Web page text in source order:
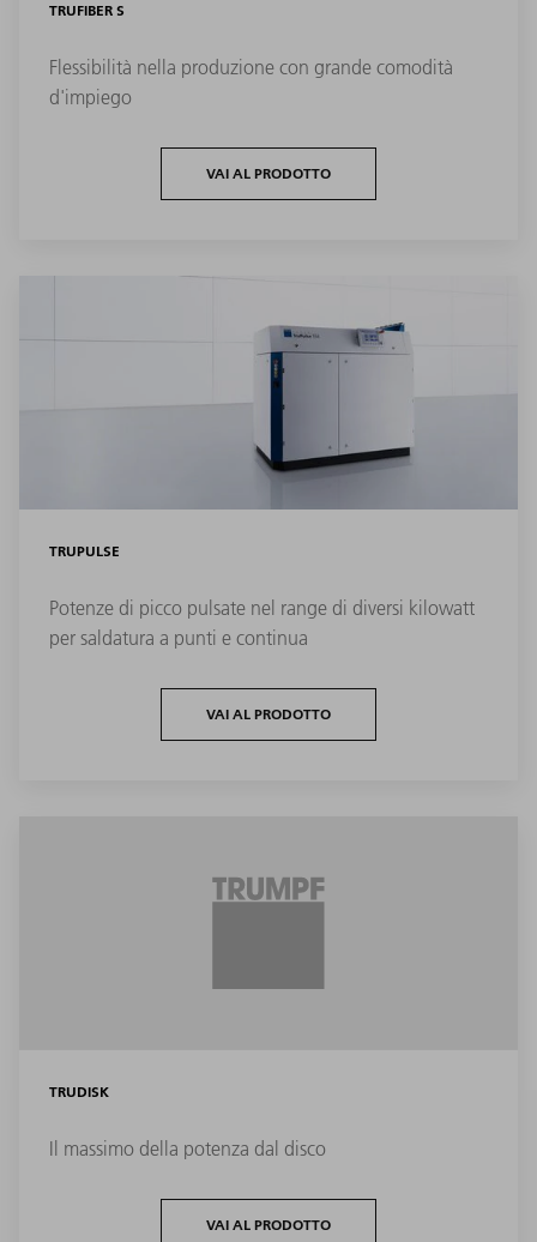
TRUFIBER S
Flessibilità nella produzione con grande comodità
d'impiego
VAI AL PRODOTTO
TRUPULSE
Potenze di picco pulsate nel range di diversi kilowatt
per saldatura a punti e continua
VAI AL PRODOTTO
TRUDISK
Il massimo della potenza dal disco
VAI AL PRODOTTO